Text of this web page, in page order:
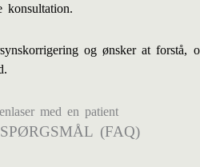
konsultation.
og ønsker at
(FAQ)